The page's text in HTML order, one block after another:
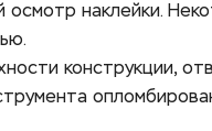
осмотр наклейки.
конструкции,